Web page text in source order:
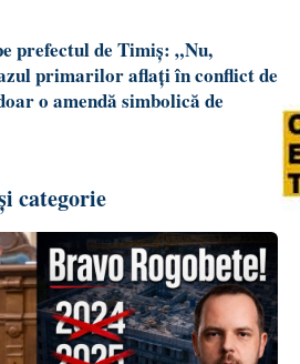
prefectul de Timiș: „Nu,
primarilor aflați în conflict de
o amendă simbolică de
categorie